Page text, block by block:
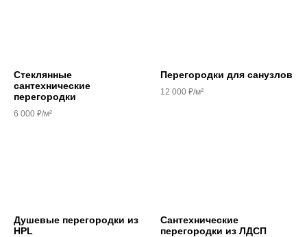
Стеклянные
сантехнические
перегородки
6 000 ₽/м²
Перегородки для санузлов
12 000 ₽/м²
Душевые перегородки из
HPL
Сантехнические
перегородки из ЛДСП